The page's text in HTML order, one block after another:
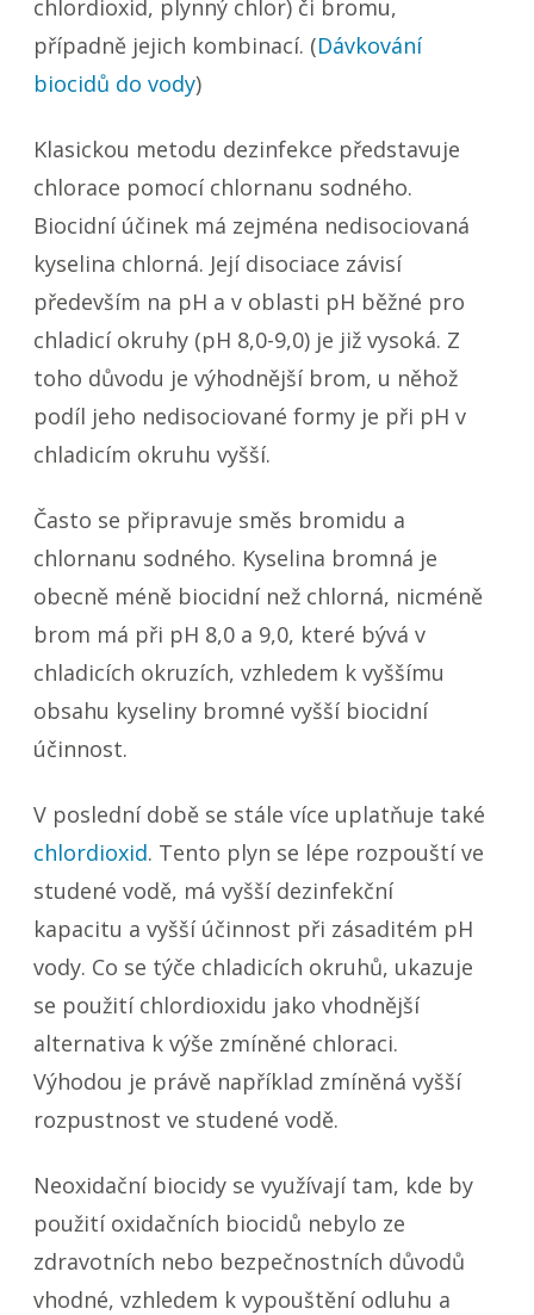
chlordioxid, plynný chlor) či bromu,
případně jejich kombinací. (Dávkování
biocidů do vody)
Klasickou metodu dezinfekce představuje
chlorace pomocí chlornanu sodného.
Biocidní účinek má zejména nedisociovaná
kyselina chlorná. Její disociace závisí
především na pH a v oblasti pH běžné pro
chladicí okruhy (pH 8,0-9,0) je již vysoká. Z
toho důvodu je výhodnější brom, u něhož
podíl jeho nedisociované formy je při pH v
chladicím okruhu vyšší.
Často se připravuje směs bromidu a
chlornanu sodného. Kyselina bromná je
obecně méně biocidní než chlorná, nicméně
brom má při pH 8,0 a 9,0, které bývá v
chladicích okruzích, vzhledem k vyššímu
obsahu kyseliny bromné vyšší biocidní
účinnost.
V poslední době se stále více uplatňuje také
chlordioxid. Tento plyn se lépe rozpouští ve
studené vodě, má vyšší dezinfekční
kapacitu a vyšší účinnost při zásaditém pH
vody. Co se týče chladicích okruhů, ukazuje
se použití chlordioxidu jako vhodnější
alternativa k výše zmíněné chloraci.
Výhodou je právě například zmíněná vyšší
rozpustnost ve studené vodě.
Neoxidační biocidy se využívají tam, kde by
použití oxidačních biocidů nebylo ze
zdravotních nebo bezpečnostních důvodů
vhodné, vzhledem k vypouštění odluhu a